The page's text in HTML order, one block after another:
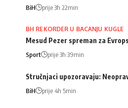
BiH prije 3h 22min
BH REKORDER U BACANJU KUGLE
Mesud Pezer spreman za
Sport prije 3h 39min
Stručnjaci upozoravaju:
BiH prije 4h 5min